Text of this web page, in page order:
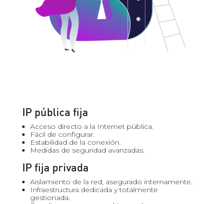
IP pública fija
Acceso directo a la Internet pública.
Fácil de configurar.
Estabilidad de la conexión.
Medidas de seguridad avanzadas.
IP fija privada
Aislamiento de la red, asegurado internamente.
Infraestructura dedicada y totalmente
gestionada.